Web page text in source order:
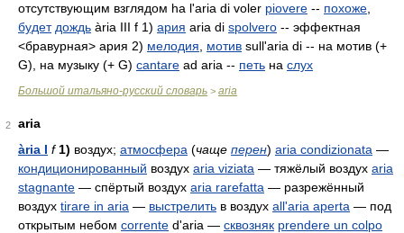
отсутствующим взглядом ha l'aria di voler piovere -- похоже
будет дождь ària III f 1) ария aria di spolvero -- эффектная
<бравурная> ария 2) мелодия мотив sull'aria di -- на мотив (+
G), на музыку (+ G) cantare ad aria -- петь на слух
Большой итальяно-русский словарь > aria
2
aria
ària I f 1) воздух; атмосфера (чаще перен) aria condizionata —
кондиционированный воздух aria viziata — тяжёлый воздух aria
stagnante — спёртый воздух aria rarefatta — разрежённый
воздух tirare in aria — выстрелить в воздух all'aria aperta — под
открытым небом corrente d'aria — сквозняк prendere un colpo